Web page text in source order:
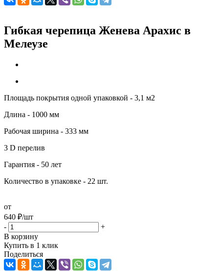
Гибкая черепица Женева Арахис в
Мелеузе
Площадь покрытия одной упаковкой - 3,1 м2
Длина - 1000 мм
Рабочая ширина - 333 мм
3 D перелив
Гарантия - 50 лет
Количество в упаковке - 22 шт.
от
640 ₽/шт
-
+
В корзину
Купить в 1 клик
Поделиться